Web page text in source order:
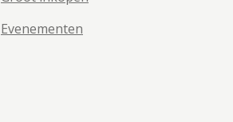
Evenementen